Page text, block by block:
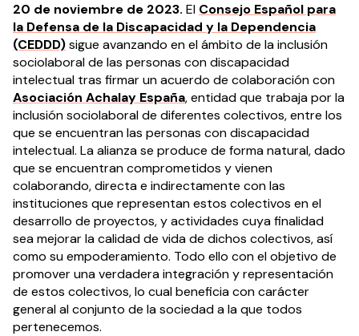
20 de noviembre de 2023. El Consejo Español para
la Defensa de la Discapacidad y la Dependencia
(CEDDD)sigue avanzando en el ámbito de la inclusión
sociolaboral de las personas con discapacidad
intelectual tras firmar un acuerdo de colaboración con
Asociación Achalay España, entidad que trabaja por la
inclusión sociolaboral de diferentes colectivos, entre los
que se encuentran las personas con discapacidad
intelectual. La alianza se produce de forma natural, dado
que se encuentran comprometidos y vienen
colaborando, directa e indirectamente con las
instituciones que representan estos colectivos en el
desarrollo de proyectos, y actividades cuya finalidad
sea mejorar la calidad de vida de dichos colectivos, así
como su empoderamiento. Todo ello con el objetivo de
promover una verdadera integración y representación
de estos colectivos, lo cual beneficia con carácter
general al conjunto de la sociedad a la que todos
pertenecemos.